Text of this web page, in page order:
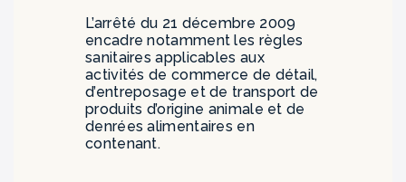
L’arrêté du 21 décembre 2009
encadre notamment les règles
sanitaires applicables aux
activités de commerce de détail,
d’entreposage et de transport de
produits d’origine animale et de
denrées alimentaires en
contenant.